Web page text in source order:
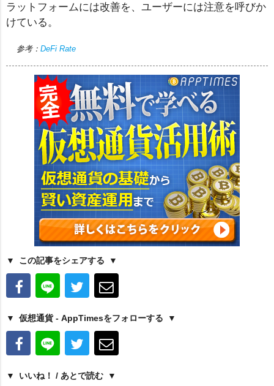
ラットフォームには改善を、ユーザーには注意を呼びか
けている。
参考： DeFi Rate
この記事をシェアする
仮想通貨 - AppTimesをフォローする
いいね！ / あとで読む